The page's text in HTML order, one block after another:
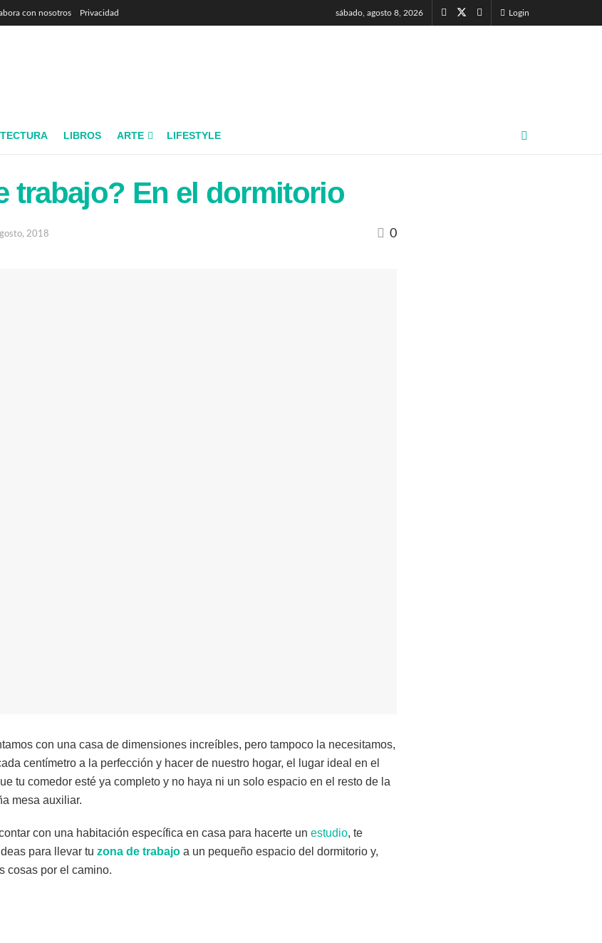
con nosotros Privacidad sábado, agosto 8, 2026 Login
LIBROS ARTE LIFESTYLE
trabajo? En el dormitorio
2018 0
con una casa de dimensiones increíbles, pero tampoco la necesitamos,
centímetro a la perfección y hacer de nuestro hogar, el lugar ideal en el
tu comedor esté ya completo y no haya ni un solo espacio en el resto de la
mesa auxiliar.
con una habitación específica en casa para hacerte un estudio, te
para llevar tu zona de trabajo a un pequeño espacio del dormitorio y,
cosas por el camino.